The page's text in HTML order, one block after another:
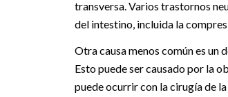
transversa. Varios trastornos
del intestino, incluida la
Otra causa menos común es un
Esto puede ser causado por la
puede ocurrir con la cirugía de